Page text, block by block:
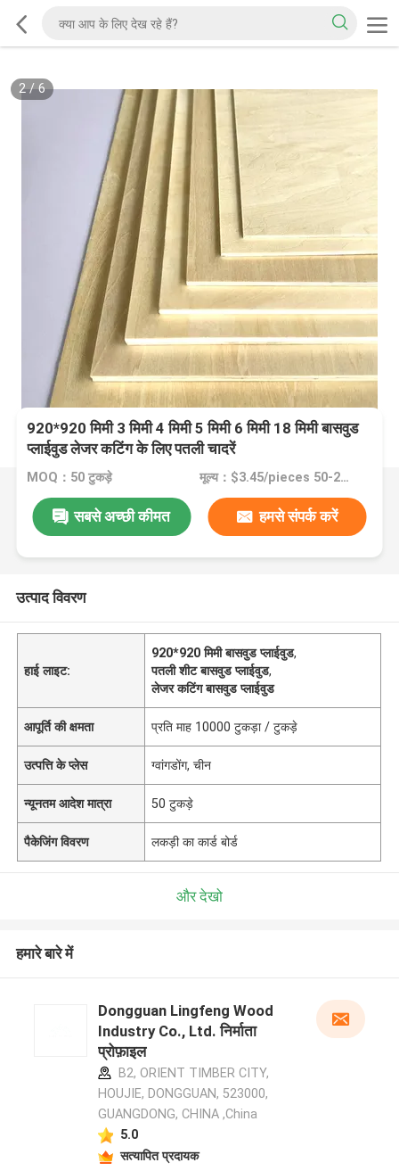
2/6
920*920 मिमी 3 मिमी 4 मिमी 5 मिमी 6 मिमी 18 मिमी बासवुड
प्लाईवुड लेजर कटिंग के लिए पतली चादरें
MOQ：50 टुकड़े मूल्य：$3.45/pieces 50-2999 pieces
सबसे अच्छी कीमत हमसे संपर्क करें
उत्पाद विवरण
हाई लाइट:
920*920 मिमी बासवुड प्लाईवुड,
पतली शीट बासवुड प्लाईवुड,
लेजर कटिंग बासवुड प्लाईवुड
आपूर्ति की क्षमता प्रति माह 10000 टुकड़ा / टुकड़े
उत्पत्ति के प्लेस ग्वांगडोंग, चीन
न्यूनतम आदेश मात्रा 50 टुकड़े
पैकेजिंग विवरण लकड़ी का कार्ड बोर्ड
और देखो
हमारे बारे में
Dongguan Lingfeng Wood
Industry Co., Ltd. निर्माता
प्रोफ़ाइल
B2, ORIENT TIMBER CITY,
HOUJIE, DONGGUAN, 523000,
GUANGDONG, CHINA ,China
5.0
सत्यापित प्रदायक